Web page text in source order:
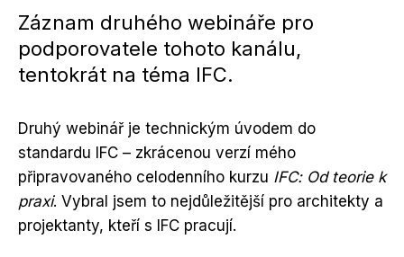
Záznam druhého webináře pro
podporovatele tohoto kanálu,
tentokrát na téma IFC.
Druhý webinář je technickým úvodem do
standardu IFC – zkrácenou verzí mého
připravovaného celodenního kurzu IFC: Od teorie k
praxi. Vybral jsem to nejdůležitější pro architekty a
projektanty, kteří s IFC pracují.